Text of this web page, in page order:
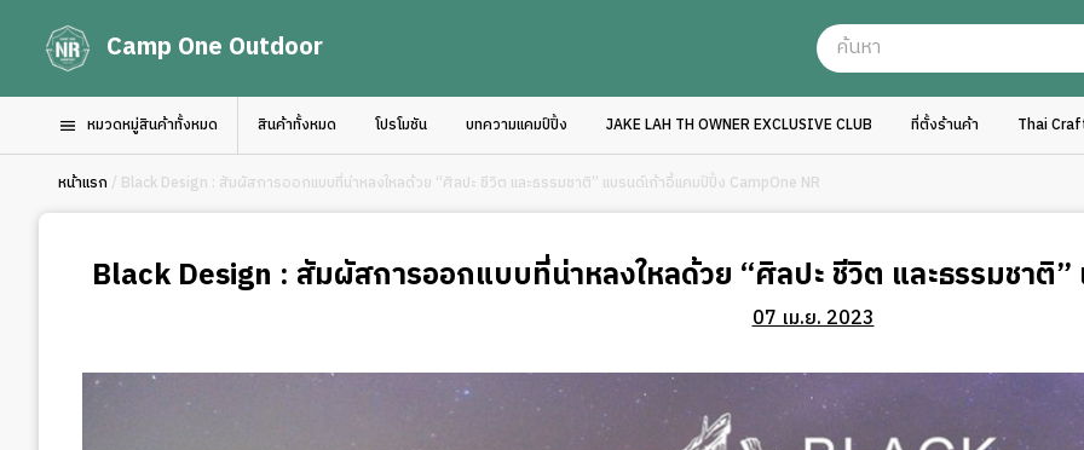
Camp One Outdoor
หมวดหมู่สินค้าทั้งหมด สินค้าทั้งหมด โปรโมชัน บทความแคมป์ปิ้ง JAKE LAH TH OWNER EXCLUSIVE CLUB ที่ตั้งร้านค้า Thai
หน้าแรก / Black Design : สัมผัสการออกแบบที่น่าหลงใหลด้วย “ศิลปะ ชีวิต และธรรมชาติ” แบรนด์เก้าอี้แคมป์ปิ้ง CampOne NR
Black Design : สัมผัสการออกแบบที่น่าหลงใหลด้วย “ศิลปะ ชีวิต และธรรมชาติ
07 เม.ย. 2023